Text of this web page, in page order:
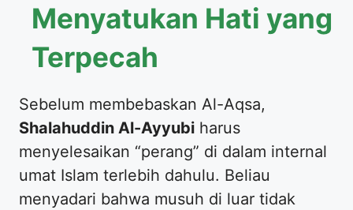
Menyatukan Hati yang
Terpecah
​Sebelum membebaskan Al-Aqsa,
Shalahuddin Al-Ayyubi harus
menyelesaikan “perang” di dalam internal
umat Islam terlebih dahulu. Beliau
menyadari bahwa musuh di luar tidak